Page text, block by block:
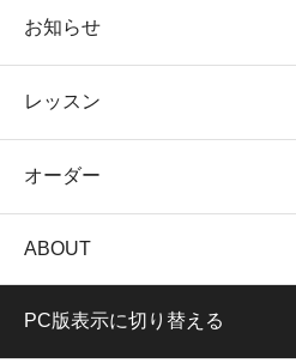
お知らせ
レッスン
オーダー
ABOUT
PC版表示に切り替える